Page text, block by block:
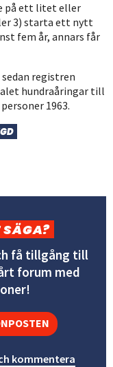
på ett litet eller
3) starta ett nytt
fem år, annars får
registren
hundraåringar till
1963.
SÄGA?
få tillgång till
forum med
kommentera